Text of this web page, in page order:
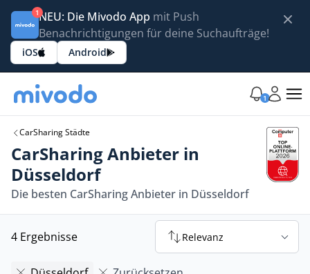
1NEU: Die Mivodo App mit Push
Benachrichtigungen für deine Suchaufträge!
iOS Android
1
CarSharing Städte
CarSharing Anbieter in
Düsseldorf
Die besten CarSharing Anbieter in Düsseldorf
4 Ergebnisse Relevanz